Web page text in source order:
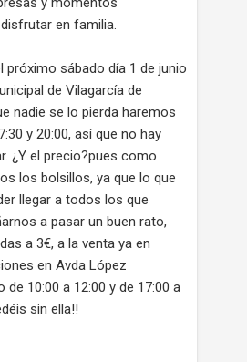
en familia.
próximo sábado día 1 de junio
de Vilagarcía de
nadie se lo pierda haremos
y 20:00, así que no hay
¿Y el precio?pues como
los bolsillos, ya que lo que
llegar a todos los que
a pasar un buen rato,
a 3€, a la venta ya en
en Avda López
de 10:00 a 12:00 y de 17:00 a
sin ella!!